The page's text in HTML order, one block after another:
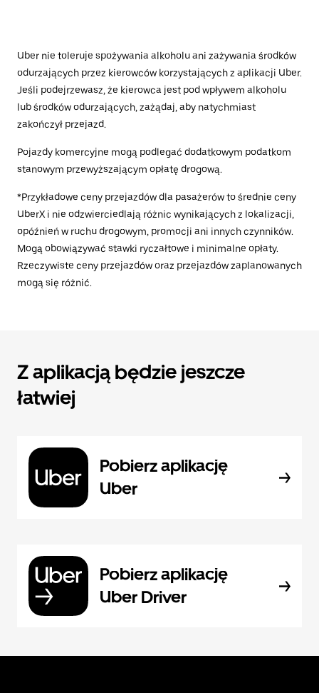
Uber nie toleruje spożywania alkoholu ani zażywania środków
odurzających przez kierowców korzystających z aplikacji Uber.
Jeśli podejrzewasz, że kierowca jest pod wpływem alkoholu
lub środków odurzających, zażądaj, aby natychmiast
zakończył przejazd.
Pojazdy komercyjne mogą podlegać dodatkowym podatkom
stanowym przewyższającym opłatę drogową.
*Przykładowe ceny przejazdów dla pasażerów to średnie ceny
UberX i nie odzwierciedlają różnic wynikających z lokalizacji,
opóźnień w ruchu drogowym, promocji ani innych czynników.
Mogą obowiązywać stawki ryczałtowe i minimalne opłaty.
Rzeczywiste ceny przejazdów oraz przejazdów zaplanowanych
mogą się różnić.
Z aplikacją będzie jeszcze
łatwiej
Pobierz aplikację
Uber
Pobierz aplikację
Uber Driver